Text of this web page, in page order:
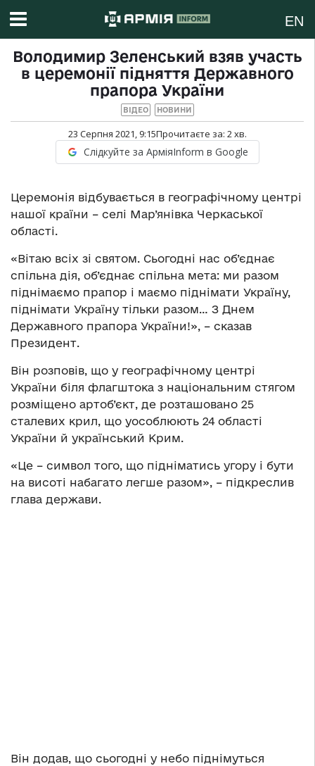
EN
Володимир Зеленський взяв участь
в церемонії підняття Державного
прапора України
ВІДЕО НОВИНИ
23 Серпня 2021, 9:15Прочитаєте за: 2хв.
Слідкуйте за АрміяInform в Google
Церемонія відбувається в географічному центрі
нашої країни – селі Мар’янівка Черкаської
області.
«Вітаю всіх зі святом. Сьогодні нас об’єднає
спільна дія, об’єднає спільна мета: ми разом
піднімаємо прапор і маємо піднімати Україну,
піднімати Україну тільки разом… З Днем
Державного прапора України!», – сказав
Президент.
Він розповів, що у географічному центрі
України біля флагштока з національним стягом
розміщено артоб’єкт, де розташовано 25
сталевих крил, що уособлюють 24 області
України й український Крим.
«Це – символ того, що підніматись угору і бути
на висоті набагато легше разом», – підкреслив
глава держави.
Він додав, що сьогодні у небо піднімуться